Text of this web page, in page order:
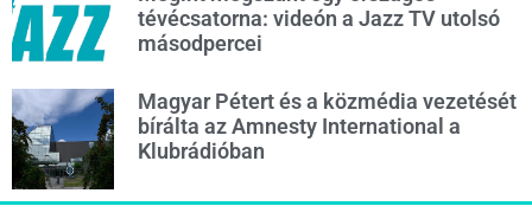
tévécsatorna: videón a Jazz TV utolsó
másodpercei
Magyar Pétert és a közmédia vezetését
bírálta az Amnesty International a
Klubrádióban